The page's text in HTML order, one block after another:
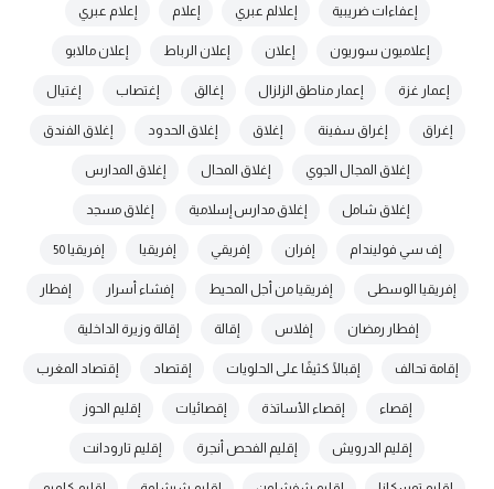
إعفاءات ضريبية إعلالم عبري إعلام إعلام عبري
إعلاميون سوريون إعلان إعلان الرباط إعلان مالابو
إعمار غزة إعمار مناطق الزلزال إغالق إغتصاب إغتيال
إغراق إغراق سفينة إغلاق إغلاق الحدود إغلاق الفندق
إغلاق المجال الجوي إغلاق المحال إغلاق المدارس
إغلاق شامل إغلاق مدارس إسلامية إغلاق مسجد
إف سي فوليندام إفران إفريقي إفريقيا إفريقيا 50
إفريقيا الوسطى إفريقيا من أجل المحيط إفشاء أسرار إفطار
إفطار رمضان إفلاس إقالة إقالة وزيرة الداخلية
إقامة تحالف إقبالًا كثيفًا على الحلويات إقتصاد إقتصاد المغرب
إقصاء إقصاء الأساتذة إقصائيات إقليم الحوز
إقليم الدرويش إقليم الفحص أنجرة إقليم تارودانت